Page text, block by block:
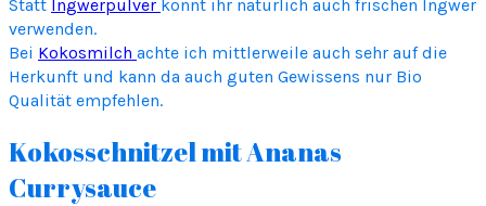
Statt Ingwerpulver könnt ihr natürlich auch frischen Ingwer
verwenden.
Bei Kokosmilch achte ich mittlerweile auch sehr auf die
Herkunft und kann da auch guten Gewissens nur Bio
Qualität empfehlen.
Kokosschnitzel mit Ananas
Currysauce